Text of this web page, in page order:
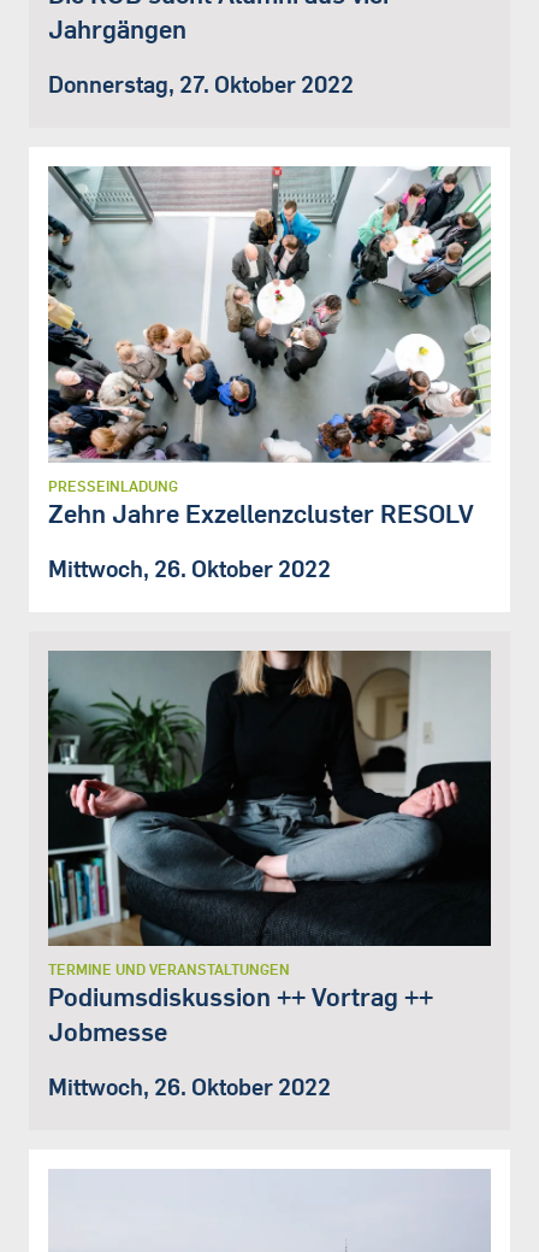
Jahrgängen
Donnerstag, 27. Oktober 2022
PRESSEINLADUNG
Zehn Jahre Exzellenzcluster RESOLV
Mittwoch, 26. Oktober 2022
TERMINE UND VERANSTALTUNGEN
Podiumsdiskussion ++ Vortrag ++
Jobmesse
Mittwoch, 26. Oktober 2022